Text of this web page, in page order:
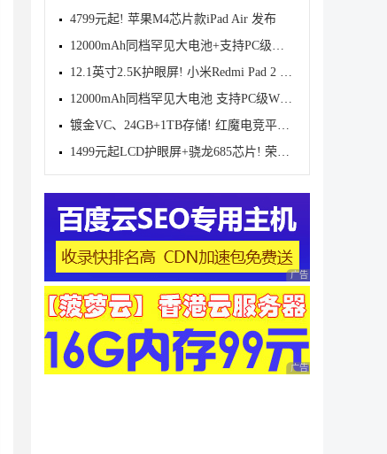
4799元起! 苹果M4芯片款iPad Air 发布
12000mAh同档罕见大电池+支持PC级WPS! REDMI Pad 2 Pr
12.1英寸2.5K护眼屏! 小米Redmi Pad 2 Pro平板发布:售
12000mAh同档罕见大电池 支持PC级WPS!小米 REDMI Pad
镀金VC、24GB+1TB存储! 红魔电竞平板3 Pro GOLDEN SAG
1499元起LCD护眼屏+骁龙685芯片! 荣耀平板 X10 Pro平
广告 商业广告，理性
广告 商业广告，理性